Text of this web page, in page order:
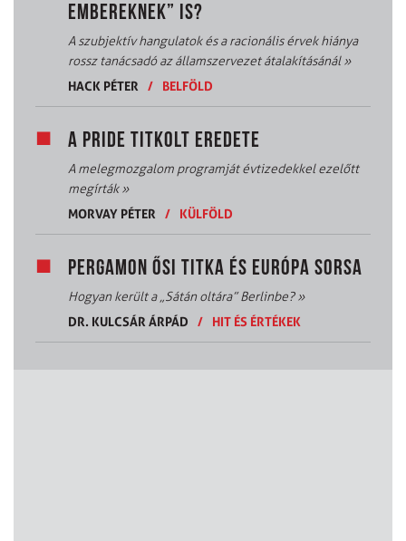
EMBEREKNEK” IS?
A szubjektív hangulatok és a racionális érvek hiánya
rossz tanácsadó az államszervezet átalakításánál»
HACK PÉTER
/ BELFÖLD
A PRIDE TITKOLT EREDETE
A melegmozgalom programját évtizedekkel ezelőtt
megírták»
MORVAY PÉTER
/ KÜLFÖLD
PERGAMON ŐSI TITKA ÉS EURÓPA SORSA
Hogyan került a „Sátán oltára” Berlinbe?»
DR. KULCSÁR ÁRPÁD
/ HIT ÉS ÉRTÉKEK